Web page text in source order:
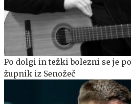
Po dolgi in težki bolezni se je
župnik iz Senožeč